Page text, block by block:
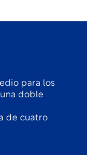
para los
doble
de cuatro